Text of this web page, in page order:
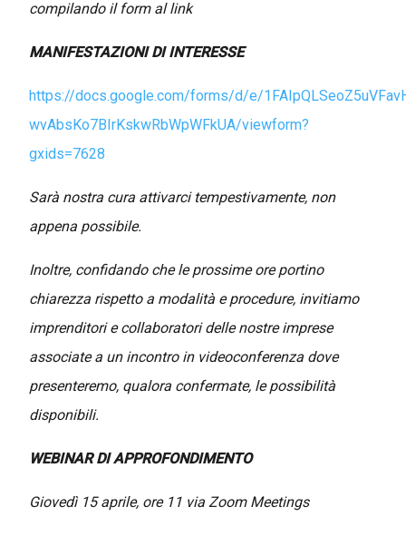
compilando il form al link
MANIFESTAZIONI DI INTERESSE
https://docs.google.com/forms/d/e/
wvAbsKo7BIrKskwRbWpWFkUA/viewform?
gxids=7628
Sarà nostra cura attivarci tempestivamente, non
appena possibile.
Inoltre, confidando che le prossime ore portino
chiarezza rispetto a modalità e procedure, invitiamo
imprenditori e collaboratori delle nostre imprese
associate a un incontro in videoconferenza dove
presenteremo, qualora confermate, le possibilità
disponibili.
WEBINAR DI APPROFONDIMENTO
Giovedì 15 aprile, ore 11 via Zoom Meetings